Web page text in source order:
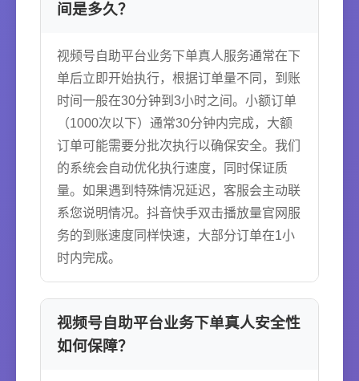
间是多久？
视频号自助平台业务下单真人服务通常在下
单后立即开始执行，根据订单量不同，到账
时间一般在30分钟到3小时之间。小额订单
（1000次以下）通常30分钟内完成，大额
订单可能需要分批次执行以确保安全。我们
的系统会自动优化执行速度，同时保证质
量。如果遇到特殊情况延迟，客服会主动联
系您说明情况。抖音快手双击播放量官网服
务的到账速度同样快速，大部分订单在1小
时内完成。
视频号自助平台业务下单真人安全性
如何保障？